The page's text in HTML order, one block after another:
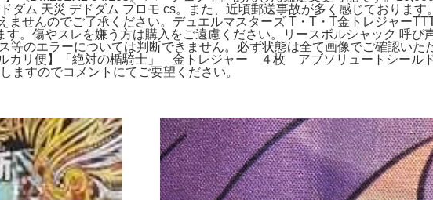
ム 天災 デドダム プロモ cs。また、近頃郵送事故が多く感じております
せんのでご了承ください。デュエルマスターズ T・T・T金トレジャー
。傷やスレを嫌う方は購入をご遠慮ください。リースボルシャック 呼
エラーについては判断できません。必ず状態は全て画像でご確認いた
カリ便】「絶対の楯騎士」 金トレジャー ４枚 アブソリュートシール
ますのでコメントにてご要望ください。